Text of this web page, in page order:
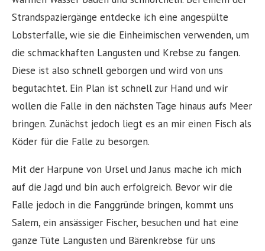
Strandspaziergänge entdecke ich eine angespülte
Lobsterfalle, wie sie die Einheimischen verwenden, um
die schmackhaften Langusten und Krebse zu fangen.
Diese ist also schnell geborgen und wird von uns
begutachtet. Ein Plan ist schnell zur Hand und wir
wollen die Falle in den nächsten Tage hinaus aufs Meer
bringen. Zunächst jedoch liegt es an mir einen Fisch als
Köder für die Falle zu besorgen.
Mit der Harpune von Ursel und Janus mache ich mich
auf die Jagd und bin auch erfolgreich. Bevor wir die
Falle jedoch in die Fanggründe bringen, kommt uns
Salem, ein ansässiger Fischer, besuchen und hat eine
ganze Tüte Langusten und Bärenkrebse für uns